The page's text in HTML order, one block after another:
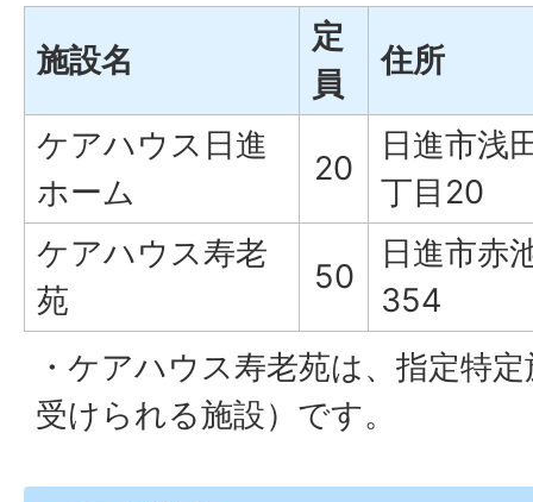
施設名
定
員
住所
ケアハウス日進
ホーム
20
日進市浅
丁目20
ケアハウス寿老
苑
50
日進市赤
354
・ケアハウス寿老苑は、指定特
受けられる施設）です。